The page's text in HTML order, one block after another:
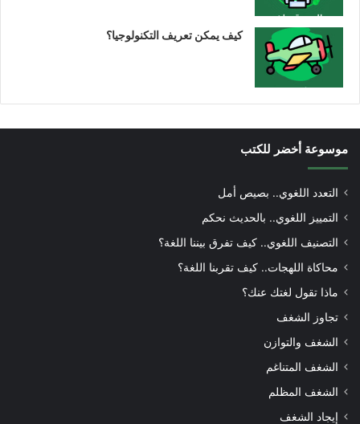
كيف يمكن تعريف التكنولوجيا؟
موسوعة أخضر للكتب
التعدد اللغوي.. بصيص أمل
التمييز اللغوي.. بالحديث نحكم
التصنيف اللغوي.. كيف تفرق بيننا اللغة؟
محاكاة اللهجات.. كيف تقربنا اللغة؟
ماذا تقول لغتك عنك؟
تجاوز الشغف
الشغف والتوازن
الشغف المتناغم
الشغف المظلم
إيجاد الشغف